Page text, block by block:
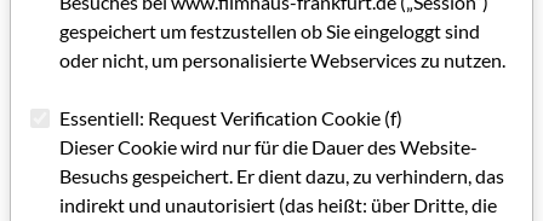
GRUSSWORT GRIP 52
IMPRESSUM GRIP 52
Editorial GRIP 52
Die Perlentaucher der Schauspielerkunst
Wir kennen die andere Seite
gespeichert um festzustellen ob Sie eingeloggt sind
oder nicht, um personalisierte Webservices zu nutzen.
Essentiell: Request Verification Cookie (f)
Dieser Cookie wird nur für die Dauer des Website-
Besuchs gespeichert. Er dient dazu, zu verhindern, das
indirekt und unautorisiert (das heißt: über Dritte, die